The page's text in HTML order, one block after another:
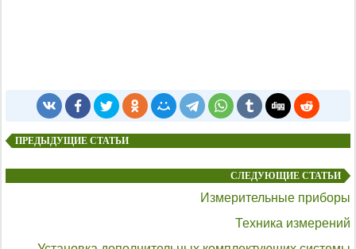
ПРЕДЫДУЩИЕ СТАТЬИ
СЛЕДУЮЩИЕ СТАТЬИ
Измерительные приборы
Техника измерений